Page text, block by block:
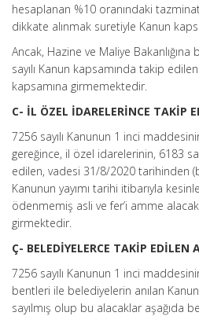
hesaplanan %10 oranındaki
dikkate alınmak suretiyle Kanun
Ancak, Hazine ve Maliye
sayılı Kanun kapsamında takip
kapsamına girmemektedir.
C- İL ÖZEL İDARELERİNCE TAKİP
7256 sayılı Kanunun 1 inci
gereğince, il özel idarelerinin, 6183
edilen, vadesi 31/8/2020 tarihinden
Kanunun yayımı tarihi itibarıyla
ödenmemiş asli ve fer’i amme
girmektedir.
Ç- BELEDİYELERCE TAKİP EDİLEN
7256 sayılı Kanunun 1 inci
bentleri ile belediyelerin anılan
sayılmış olup bu alacaklar aşağıda